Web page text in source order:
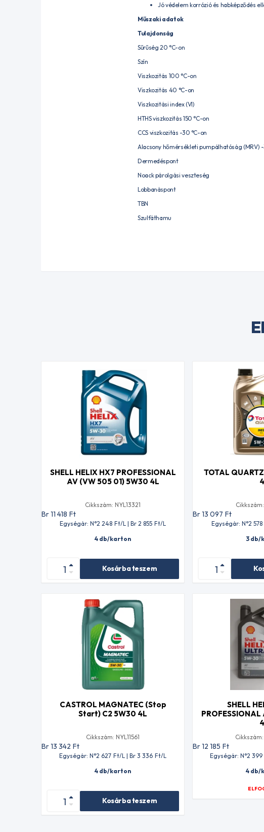
Jó védelem korrózió és habképződés
Műszaki adatok
Tulajdonság
Sűrűség 20 °C-on
Szín
Viszkozitás 100 °C-on
Viszkozitás 40 °C-on
Viszkozitási index (VI)
HTHS viszkozitás 150 °C-on
CCS viszkozitás -30 °C-on
Alacsony hőmérsékleti pumpálhatóság (MRV) -
Dermedéspont
Noack párolgási veszteség
Lobbanáspont
TBN
Szulfáthamu
SHELL HELIX HX7 PROFESSIONAL
AV (VW 505 01) 5W30 4L
Cikkszám: NYL13321
Br 11 418 Ft
Egységár: N°2 248 Ft/L | Br 2 855 Ft/L
4 db/karton
Kosárba teszem
TOTAL
Br 13 097 Ft
Egységár: N°2 578
3 db/
CASTROL MAGNATEC (Stop
Start) C2 5W30 4L
Cikkszám: NYL11561
Br 13 342 Ft
Egységár: N°2 627 Ft/L | Br 3 336 Ft/L
4 db/karton
Kosárba teszem
SHELL
Br 12 185 Ft
Egységár: N°2 399
4 db/